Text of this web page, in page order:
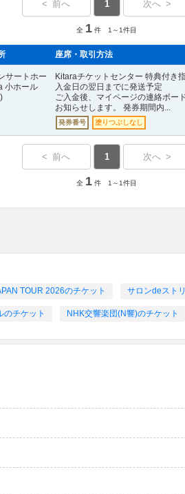
< 前へ 1 次へ >
全 1 件 1～1件目
座席・取引方法
サートホー
小ホール
Kitaraチケットセンター 特典付
入金日の翌日までに発送予定
ご入金後、マイページの連絡ボー
お知らせします。 発券期間内...
発券番号 塗りつぶしなし
< 前へ 1 次へ >
全 1 件 1～1件目
TOUR 2026のチケット サロンdeスト
のチケット NHK交響楽団(N響)のチケット